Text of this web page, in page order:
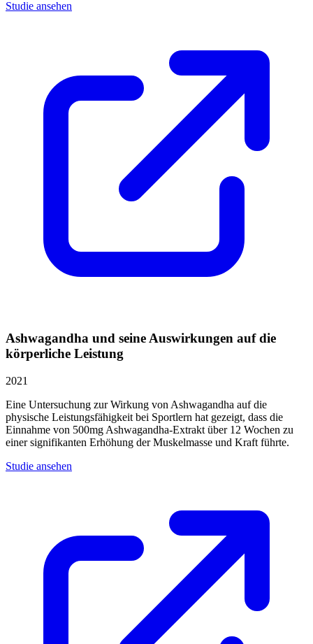
Studie ansehen
Ashwagandha und seine Auswirkungen auf die
körperliche Leistung
2021
Eine Untersuchung zur Wirkung von Ashwagandha auf die
physische Leistungsfähigkeit bei Sportlern hat gezeigt, dass die
Einnahme von 500mg Ashwagandha-Extrakt über 12 Wochen zu
einer signifikanten Erhöhung der Muskelmasse und Kraft führte.
Studie ansehen